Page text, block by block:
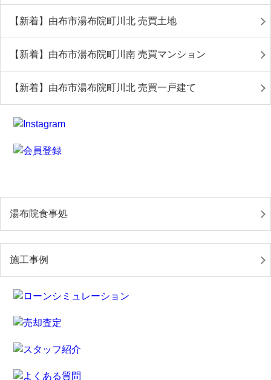
【新着】由布市湯布院町川北 売買土地
【新着】由布市湯布院町川南 売買マンション
【新着】由布市湯布院町川北 売買一戸建て
湯布院食事処
施工事例